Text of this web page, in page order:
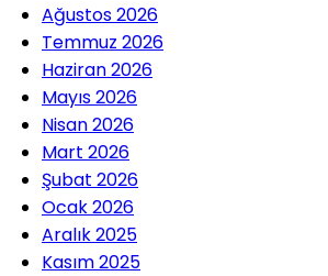
Ağustos 2026
Temmuz 2026
Haziran 2026
Mayıs 2026
Nisan 2026
Mart 2026
Şubat 2026
Ocak 2026
Aralık 2025
Kasım 2025